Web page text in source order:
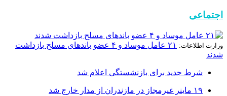
اجتماعی
وزارت اطلاعات:
۲۱ عامل موساد و ۴ عضو باند‌های مسلح بازداشت
شدند
شرط جدید برای بازنشستگی اعلام شد
۱۹ ماینر غیرمجاز در مازندران از مدار خارج شد